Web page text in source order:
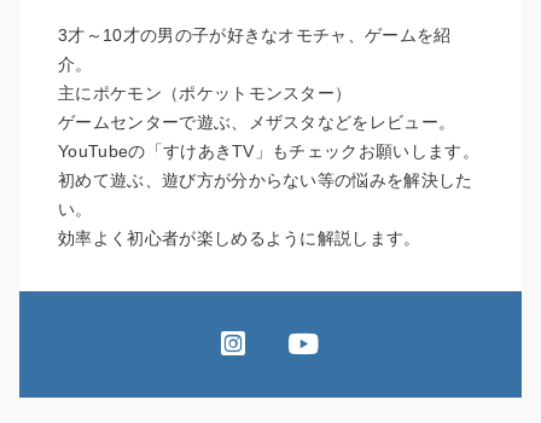
3才～10才の男の子が好きなオモチャ、ゲームを紹
介。
主にポケモン（ポケットモンスター）
ゲームセンターで遊ぶ、メザスタなどをレビュー。
YouTubeの「すけあきTV」もチェックお願いします。
初めて遊ぶ、遊び方が分からない等の悩みを解決した
い。
効率よく初心者が楽しめるように解説します。